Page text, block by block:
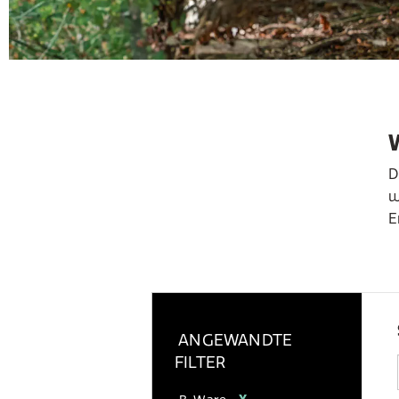
ANGEWANDTE
FILTER